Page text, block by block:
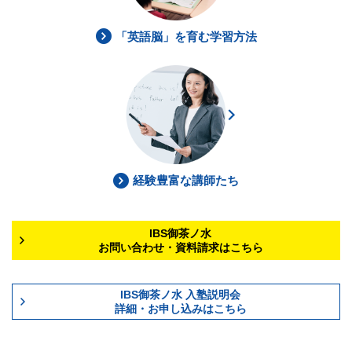
「英語脳」を育む学習方法
経験豊富な講師たち
IBS御茶ノ水
お問い合わせ・資料請求はこちら
IBS御茶ノ水 入塾説明会
詳細・お申し込みはこちら